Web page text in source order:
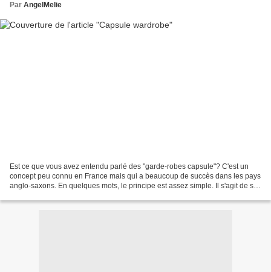
Par AngelMelie
Est ce que vous avez entendu parlé des "garde-robes capsule"? C'est un
concept peu connu en France mais qui a beaucoup de succès dans les pays
anglo-saxons. En quelques mots, le principe est assez simple. Il s'agit de se